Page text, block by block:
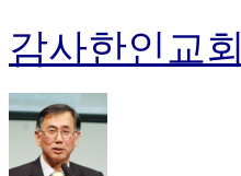
감사한인교회